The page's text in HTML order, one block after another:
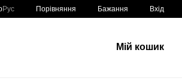
Рус Порівняння Бажання Вхід
Мій кошик